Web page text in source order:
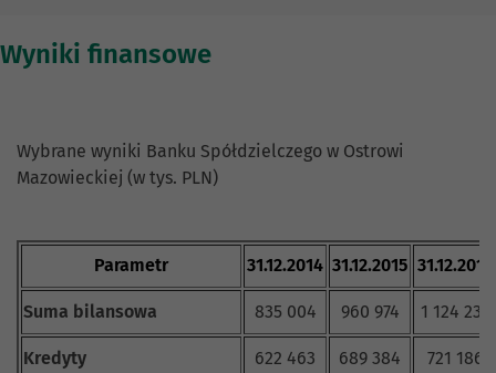
Wyniki finansowe
Wybrane wyniki Banku Spółdzielczego w Ostrowi
Mazowieckiej (w tys. PLN)
Parametr 31.12.2014 31.12.2015 31.12.2016
Suma bilansowa 835 004 960 974 1 124 233
Kredyty 622 463 689 384 721 186